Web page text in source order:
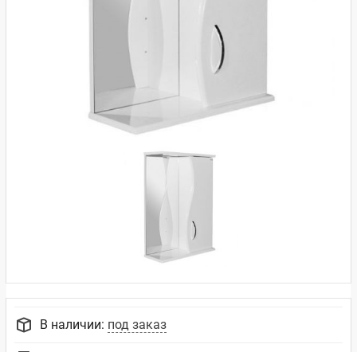
В наличии: под заказ